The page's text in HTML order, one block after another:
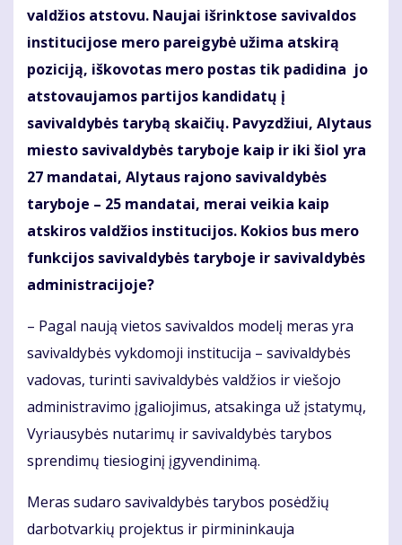
valdžios atstovu. Naujai išrinktose savivaldos
institucijose mero pareigybė užima atskirą
poziciją, iškovotas mero postas tik padidina jo
atstovaujamos partijos kandidatų į
savivaldybės tarybą skaičių. Pavyzdžiui, Alytaus
miesto savivaldybės taryboje kaip ir iki šiol yra
27 mandatai, Alytaus rajono savivaldybės
taryboje – 25 mandatai, merai veikia kaip
atskiros valdžios institucijos. Kokios bus mero
funkcijos savivaldybės taryboje ir savivaldybės
administracijoje?
– Pagal naują vietos savivaldos modelį meras yra
savivaldybės vykdomoji institucija – savivaldybės
vadovas, turinti savivaldybės valdžios ir viešojo
administravimo įgaliojimus, atsakinga už įstatymų,
Vyriausybės nutarimų ir savivaldybės tarybos
sprendimų tiesioginį įgyvendinimą.
Meras sudaro savivaldybės tarybos posėdžių
darbotvarkių projektus ir pirmininkauja